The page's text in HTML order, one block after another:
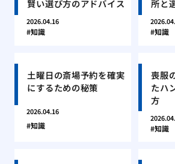
賢い選び方のアドバイス
2026.04.16
知識
所と
知識
土曜日の斎場予約を確実
にするための秘策
2026.04.16
知識
喪服
たハ
方
知識